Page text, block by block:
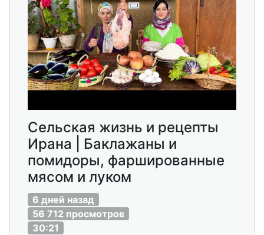
Сельская жизнь и рецепты
Ирана | Баклажаны и
помидоры, фаршированные
мясом и луком
6 дней назад
56 712 просмотров
30:21